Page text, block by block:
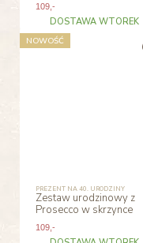
109,-
DOSTAWA WTOREK
PREZENT NA 40. URODZINY
Zestaw urodzinowy z
Prosecco w skrzynce
109,-
NOWOŚĆ